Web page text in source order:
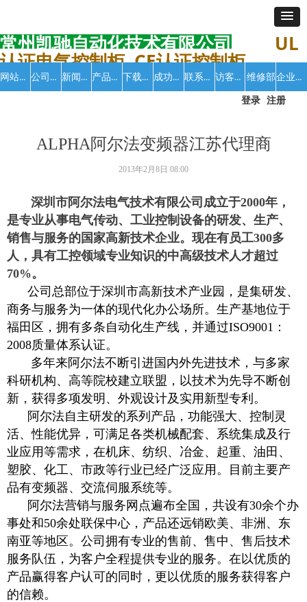
常州凯驰自动化技术有限公司 UL
认证电气控制柜 CE认证控制柜
网站首页 公司介绍 新闻中心 产品中心 下载中心 成功案例 联系我们 访客留言 维修部 企业招聘
登录 注册
ALPHA阿尔法变频器江苏代理商
深圳市阿尔法电气技术有限公司成立于2000年，
是专业从事电气传动、工业控制设备的研发、生产、
销售与服务的国家高新技术企业。现在有员工300多
人，具有工控领域专业知识的中高级技术人才超过
70%。
公司总部位于深圳市高新技术产业园，是集研发、
商务与服务为一体的现代化办公场所。生产基地位于
福田区，拥有多条自动化生产线，并通过ISO9001：
2008质量体系认证。
多年来阿尔法不断引进国内外先进技术，与多家
科研机构、高等院校建立联盟，以技术为先导不断创
新，获得多项发明、外观设计及实用新型专利。
阿尔法自主研发的系列产品，功能强大、控制灵
活、性能优异，可满足各类机械配套、系统集成及行
业应用等需求，在机床、纺织、冶金、起重、油田、
塑胶、化工、市政等行业已经广泛应用。目前主要产
品有变频器、交流伺服系统等。
阿尔法营销与服务网点遍布全国，共设有30余个办
事处和50余处联保中心，产品还远销欧美、非洲、东
南亚等地区。公司拥有专业的售前、售中、售后技术
服务队伍，为客户全程提供专业的服务。在以优质的
产品赢得客户认可的同时，更以优质的服务获得客户
的信赖。
2013年2月8日 08:00